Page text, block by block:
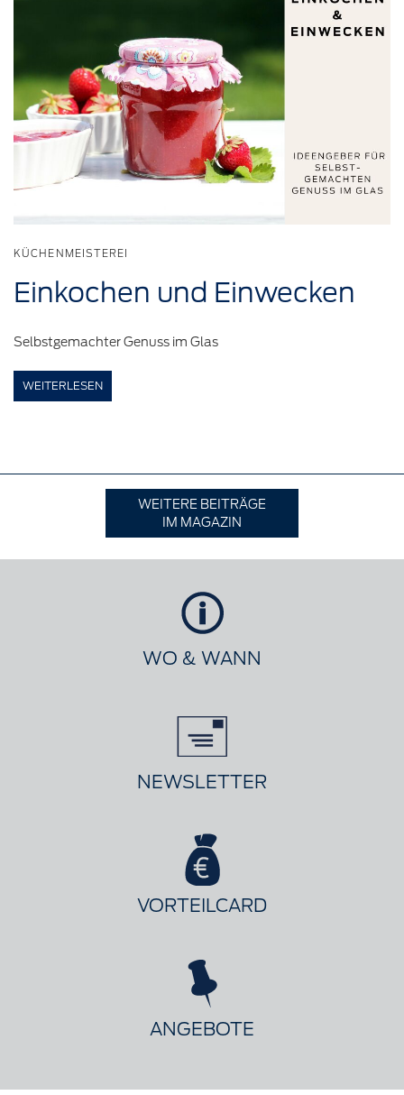
KÜCHENMEISTEREI
Einkochen und Einwecken
Selbstgemachter Genuss im Glas
WEITERLESEN
WEITERE BEITRÄGE
IM MAGAZIN
WO & WANN
NEWSLETTER
VORTEILCARD
ANGEBOTE